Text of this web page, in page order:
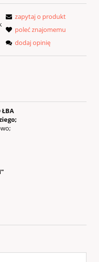
zapytaj o produkt
poleć znajomemu
dodaj opinię